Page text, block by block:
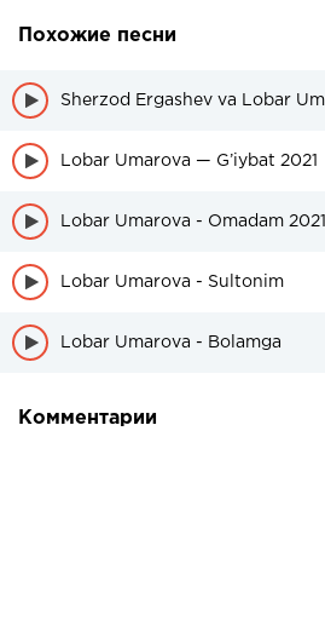
Похожие песни
Lobar Umarova — G’iybat 2021
Lobar Umarova - Omadam 2021
Lobar Umarova - Sultonim
Lobar Umarova - Bolamga
Комментарии